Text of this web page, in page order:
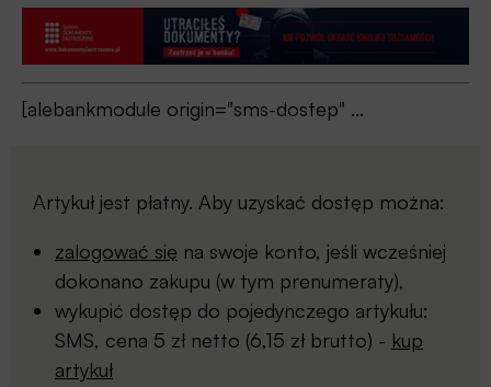
[alebankmodule origin="sms-dostep" ...
Artykuł jest płatny. Aby uzyskać dostęp można:
zalogować się na swoje konto, jeśli wcześniej
dokonano zakupu (w tym prenumeraty),
wykupić dostęp do pojedynczego artykułu:
SMS, cena 5 zł netto (6,15 zł brutto) - kup
artykuł